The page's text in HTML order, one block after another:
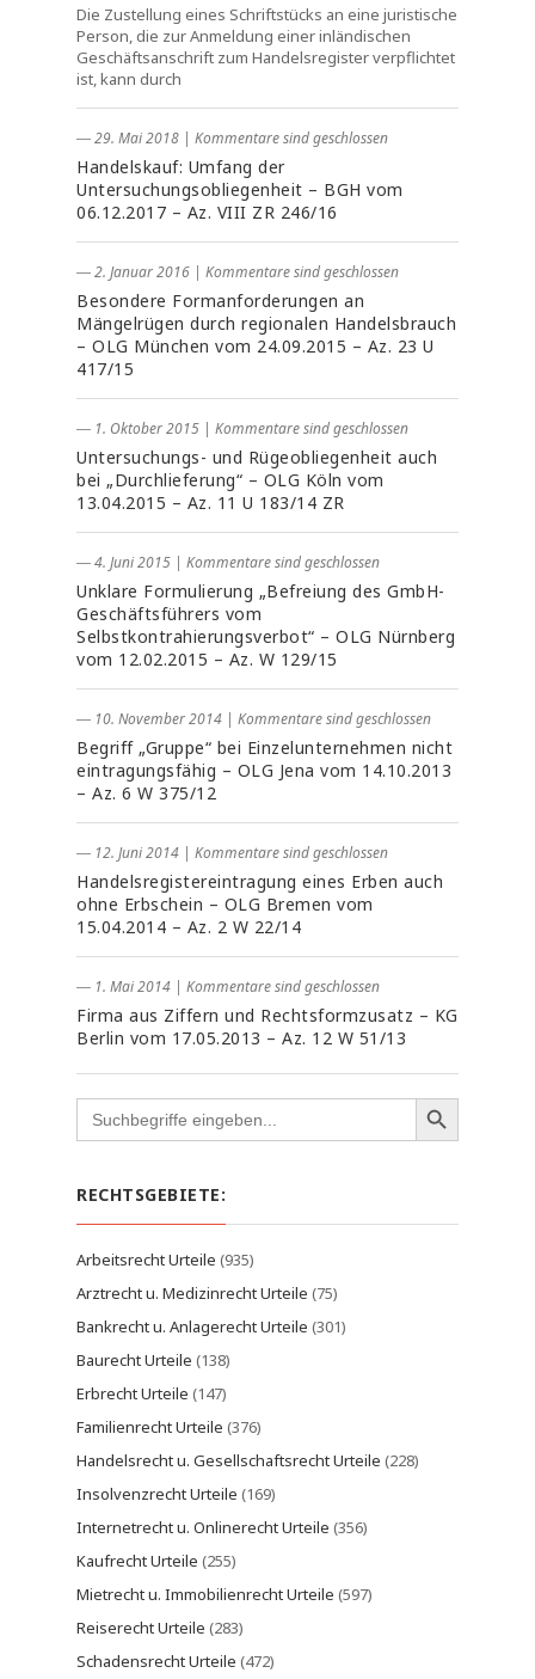
Die Zustellung eines Schriftstücks an eine juristische
Person, die zur Anmeldung einer inländischen
Geschäftsanschrift zum Handelsregister verpflichtet
ist, kann durch
― 29. Mai 2018 | Kommentare sind geschlossen
Handelskauf: Umfang der
Untersuchungsobliegenheit – BGH vom
06.12.2017 – Az. VIII ZR 246/16
― 2. Januar 2016 | Kommentare sind geschlossen
Besondere Formanforderungen an
Mängelrügen durch regionalen Handelsbrauch
– OLG München vom 24.09.2015 – Az. 23 U
417/15
― 1. Oktober 2015 | Kommentare sind geschlossen
Untersuchungs- und Rügeobliegenheit auch
bei „Durchlieferung“ – OLG Köln vom
13.04.2015 – Az. 11 U 183/14 ZR
― 4. Juni 2015 | Kommentare sind geschlossen
Unklare Formulierung „Befreiung des GmbH-
Geschäftsführers vom
Selbstkontrahierungsverbot“ – OLG Nürnberg
vom 12.02.2015 – Az. W 129/15
― 10. November 2014 | Kommentare sind geschlossen
Begriff „Gruppe“ bei Einzelunternehmen nicht
eintragungsfähig – OLG Jena vom 14.10.2013
– Az. 6 W 375/12
― 12. Juni 2014 | Kommentare sind geschlossen
Handelsregistereintragung eines Erben auch
ohne Erbschein – OLG Bremen vom
15.04.2014 – Az. 2 W 22/14
― 1. Mai 2014 | Kommentare sind geschlossen
Firma aus Ziffern und Rechtsformzusatz – KG
Berlin vom 17.05.2013 – Az. 12 W 51/13
Search
for:
RECHTSGEBIETE:
Arbeitsrecht Urteile (935)
Arztrecht u. Medizinrecht Urteile (75)
Bankrecht u. Anlagerecht Urteile (301)
Baurecht Urteile (138)
Erbrecht Urteile (147)
Familienrecht Urteile (376)
Handelsrecht u. Gesellschaftsrecht Urteile (228)
Insolvenzrecht Urteile (169)
Internetrecht u. Onlinerecht Urteile (356)
Kaufrecht Urteile (255)
Mietrecht u. Immobilienrecht Urteile (597)
Reiserecht Urteile (283)
Schadensrecht Urteile (472)